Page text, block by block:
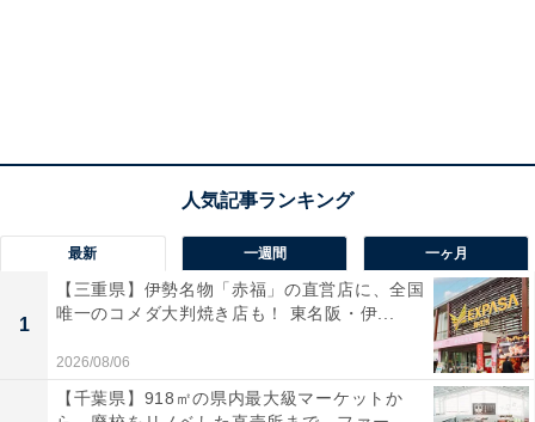
ても活躍する大容量のトートバッグです。
最新 一週間 一ヶ月
1
【三重県】伊勢名物「赤福」の直営店に、全国
唯一のコメダ大判焼き店も！ 東名阪・伊...
2026/08/06
【千葉県】918㎡の県内最大級マーケットか